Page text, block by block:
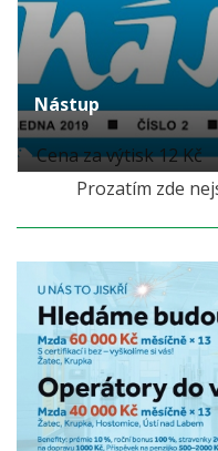
Nástup
Cena za výtisk 12 Kč
Prozatím zde